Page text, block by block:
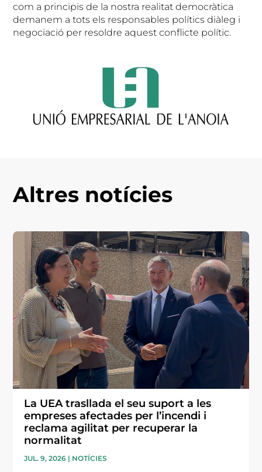
com a principis de la nostra realitat democràtica
demanem a tots els responsables polítics diàleg i
negociació per resoldre aquest conflicte polític.
Altres notícies
La UEA trasllada el seu suport a les
empreses afectades per l’incendi i
reclama agilitat per recuperar la
normalitat
JUL. 9, 2026 | NOTÍCIES